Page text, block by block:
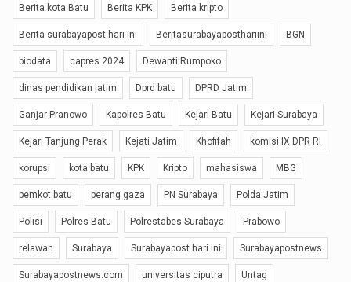
Berita kota Batu Berita KPK Berita kripto
Berita surabayapost hari ini Beritasurabayaposthariini BGN
biodata capres 2024 Dewanti Rumpoko
dinas pendidikan jatim Dprd batu DPRD Jatim
Ganjar Pranowo Kapolres Batu Kejari Batu Kejari Surabaya
Kejari Tanjung Perak Kejati Jatim Khofifah komisi IX DPR RI
korupsi kota batu KPK Kripto mahasiswa MBG
pemkot batu perang gaza PN Surabaya Polda Jatim
Polisi Polres Batu Polrestabes Surabaya Prabowo
relawan Surabaya Surabayapost hari ini Surabayapostnews
Surabayapostnews.com universitas ciputra Untag